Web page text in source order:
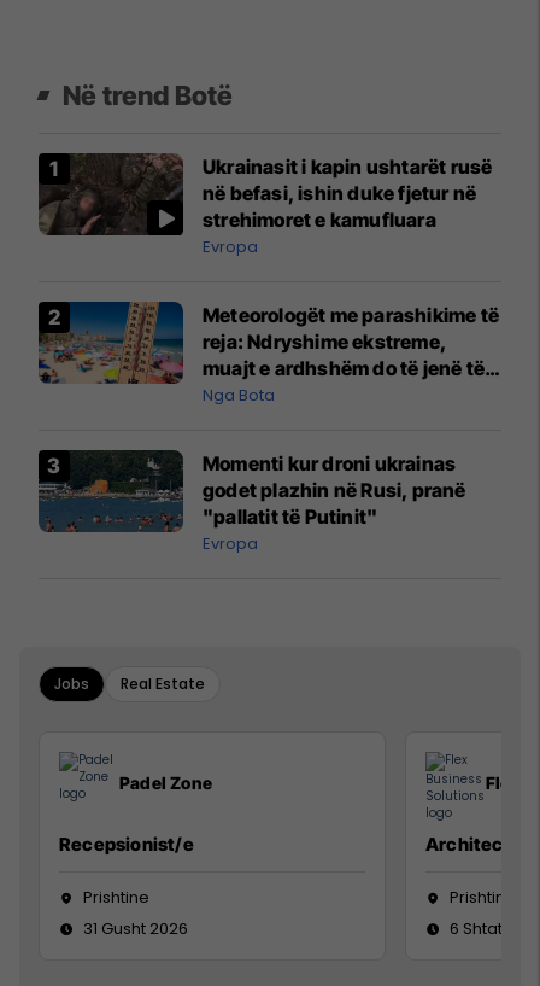
Në trend Botë
Ukrainasit i kapin ushtarët rusë
në befasi, ishin duke fjetur në
strehimoret e kamufluara
Evropa
Meteorologët me parashikime të
reja: Ndryshime ekstreme,
muajt e ardhshëm do të jenë të
pazakontë
Nga Bota
Momenti kur droni ukrainas
godet plazhin në Rusi, pranë
"pallatit të Putinit"
Evropa
Jobs Real Estate
Padel Zone
Recepsionist/e
Prishtine
31 Gusht 2026
Flex
Architect
Prishtinë
6 Shtator